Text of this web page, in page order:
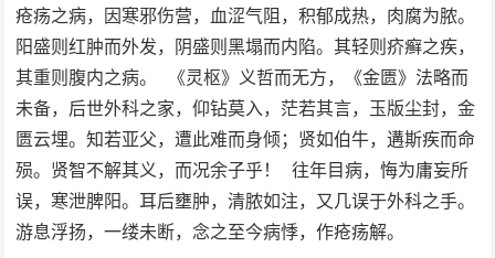
疮疡之病，因寒邪伤营，血涩气阻，积郁成热，肉腐为脓。
阳盛则红肿而外发，阴盛则黑塌而内陷。其轻则疥癣之疾，
其重则腹内之病。 《灵枢》义哲而无方，《金匮》法略而
未备，后世外科之家，仰钻莫入，茫若其言，玉版尘封，金
匮云埋。知若亚父，遭此难而身倾；贤如伯牛，遘斯疾而命
殒。贤智不解其义，而况余子乎！ 往年目病，悔为庸妄所
误，寒泄脾阳。耳后壅肿，清脓如注，又几误于外科之手。
游息浮扬，一缕未断，念之至今病悸，作疮疡解。